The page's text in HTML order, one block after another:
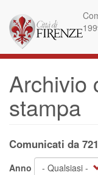
contenuto
principale
Archivio
stampa
Comunicati da
Anno